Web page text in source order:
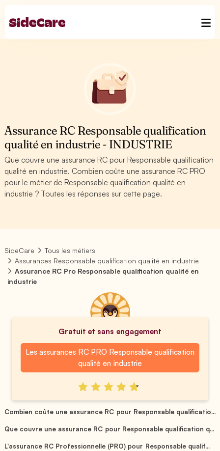
Assurance RC Responsable qualification
qualité en industrie - INDUSTRIE
Que couvre une assurance RC pour Responsable qualification
qualité en industrie. Combien coûte une assurance RC PRO
pour le métier de Responsable qualification qualité en
industrie ? Toutes les réponses sur cette page.
SideCare
Tous les métiers
Assurances Responsable qualification qualité en industrie
Assurance RC Pro Responsable qualification qualité en
industrie
Gratuit et sans engagement
Les assurances RC PRO Responsable qualification
qualité en industrie
Combien coûte une assurance RC pour Responsable qualificatio...
Que couvre une assurance RC pour Responsable qualification q...
L'assurance RC Professionnelle (PRO) pour Responsable qualif...